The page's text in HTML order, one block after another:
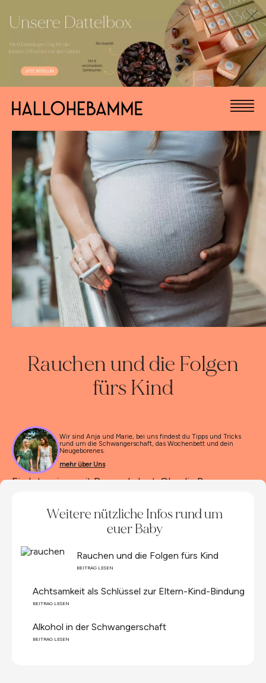
Rauchen und die Folgen
fürs Kind
Wir sind Anja und Marie, bei uns findest du Tipps und Tricks
rund um die Schwangerschaft, das Wochenbett und dein
Neugeborenes.
mehr über Uns
Ein Interview mit Dr. med. dent. Claudia Bauer-
Thoraxklinik Heidelberg
Rauchen ist schädlich fürs Kind – egal ob während
der Schwangerschaft oder später. Dennoch wird
immer wieder in Frage gestellt wie schädlich es
tatsächlich ist und ob ein kalter Entzug nicht noch
Diese Fragen und mehr wollen wir heute zusammen
mit Dr. Bauer-Kemény beantworten.
Weitere nützliche Infos rund um
euer Baby
Rauchen und die Folgen fürs Kind
BEITRAG LESEN
Achtsamkeit als Schlüssel zur Eltern-Kind-Bindung
BEITRAG LESEN
Alkohol in der Schwangerschaft
BEITRAG LESEN